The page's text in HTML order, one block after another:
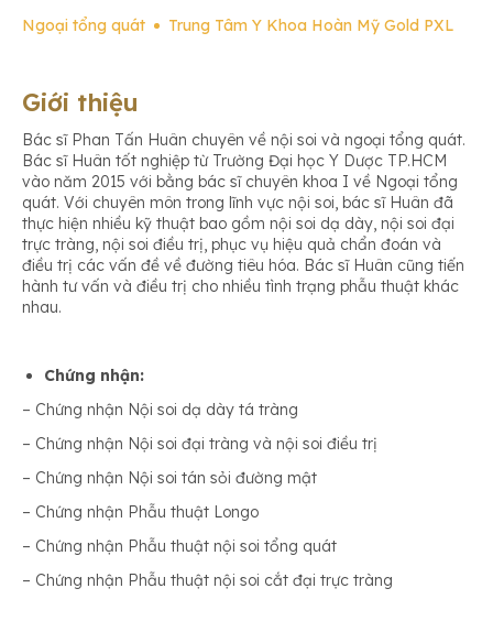
Ngoại tổng quát Trung Tâm Y Khoa Hoàn Mỹ Gold PXL
Giới thiệu
Bác sĩ Phan Tấn Huân chuyên về nội soi và ngoại tổng quát.
Bác sĩ Huân tốt nghiệp từ Trường Đại học Y Dược TP.HCM
vào năm 2015 với bằng bác sĩ chuyên khoa I về Ngoại tổng
quát. Với chuyên môn trong lĩnh vực nội soi, bác sĩ Huân đã
thực hiện nhiều kỹ thuật bao gồm nội soi dạ dày, nội soi đại
trực tràng, nội soi điều trị, phục vụ hiệu quả chẩn đoán và
điều trị các vấn đề về đường tiêu hóa. Bác sĩ Huân cũng tiến
hành tư vấn và điều trị cho nhiều tình trạng phẫu thuật khác
nhau.
Chứng nhận:
– Chứng nhận Nội soi dạ dày tá tràng
– Chứng nhận Nội soi đại tràng và nội soi điều trị
– Chứng nhận Nội soi tán sỏi đường mật
– Chứng nhận Phẫu thuật Longo
– Chứng nhận Phẫu thuật nội soi tổng quát
– Chứng nhận Phẫu thuật nội soi cắt đại trực tràng